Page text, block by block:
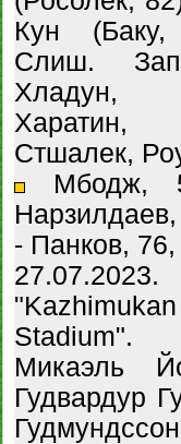
Кун
Слиш.
Хладун,
Харатин,
Стшалек,
Мбодж,
- Панков,
Stadium".
Микаэль
Гудвардур